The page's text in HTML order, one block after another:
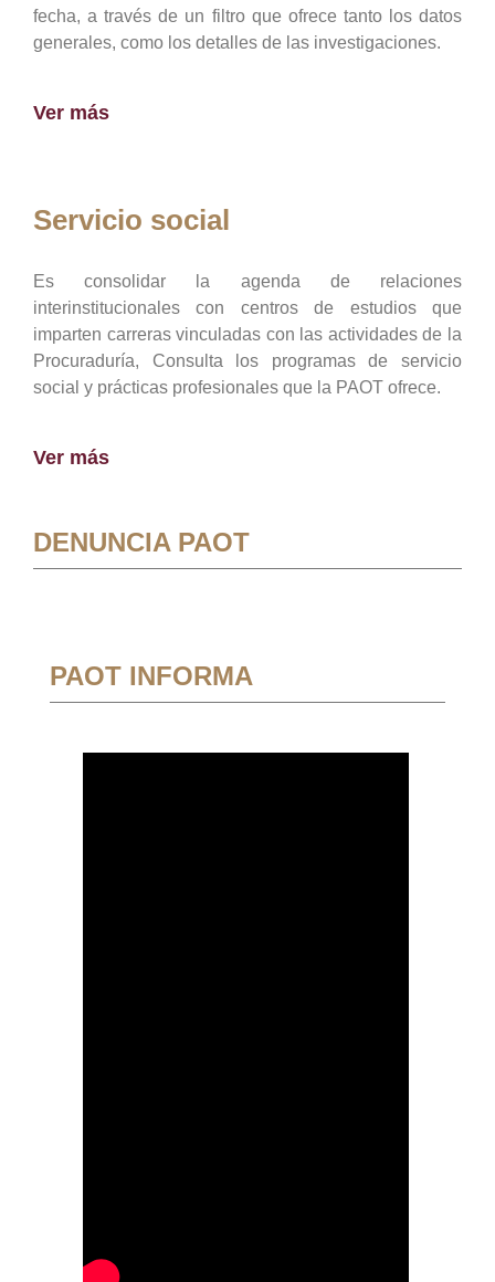
fecha, a través de un filtro que ofrece tanto los datos
generales, como los detalles de las investigaciones.
Ver más
Servicio social
Es consolidar la agenda de relaciones
interinstitucionales con centros de estudios que
imparten carreras vinculadas con las actividades de la
Procuraduría, Consulta los programas de servicio
social y prácticas profesionales que la PAOT ofrece.
Ver más
DENUNCIA PAOT
PAOT INFORMA